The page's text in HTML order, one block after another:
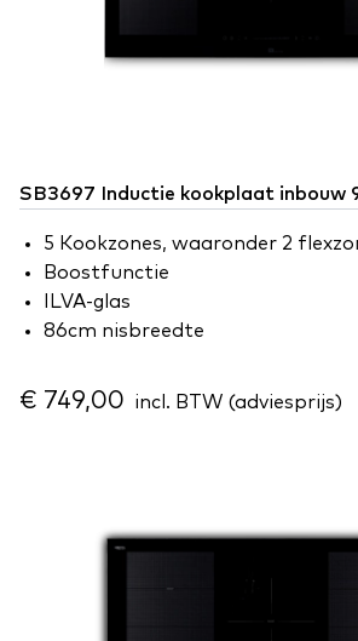
SB3697 Inductie kookplaat inbouw
5 Kookzones, waaronder 2
Boostfunctie
ILVA-glas
86cm nisbreedte
€ 749,00 incl. BTW (adviesprijs)